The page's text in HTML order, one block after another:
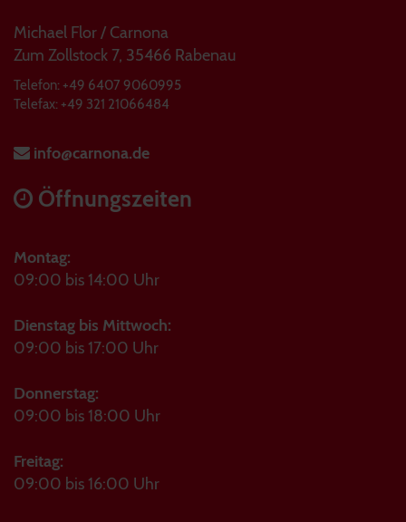
Michael Flor / Carnona
Zum Zollstock 7, 35466 Rabenau
Telefon: +49 6407 9060995
Telefax: +49 321 21066484
info@carnona.de
Öffnungszeiten
Montag:
09:00 bis 14:00 Uhr
Dienstag bis Mittwoch:
09:00 bis 17:00 Uhr
Donnerstag:
09:00 bis 18:00 Uhr
Freitag:
09:00 bis 16:00 Uhr